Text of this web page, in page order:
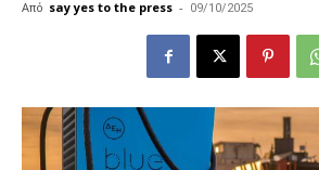
Από say yes to the press - 09/10/2025